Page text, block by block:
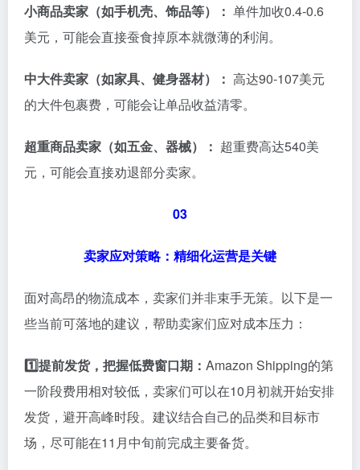
小商品卖家（如手机壳、饰品等）： 单件加收0.4-0.6
美元，可能会直接蚕食掉原本就微薄的利润。
中大件卖家（如家具、健身器材）： 高达90-107美元
的大件包裹费，可能会让单品收益清零。
超重商品卖家（如五金、器械）： 超重费高达540美
元，可能会直接劝退部分卖家。
03
卖家应对策略：精细化运营是关键
面对高昂的物流成本，卖家们并非束手无策。以下是一
些当前可落地的建议，帮助卖家们应对成本压力：
1️⃣提前发货，把握低费窗口期： Amazon Shipping的第
一阶段费用相对较低，卖家们可以在10月初就开始安排
发货，避开高峰时段。建议结合自己的品类和目标市
场，尽可能在11月中旬前完成主要备货。